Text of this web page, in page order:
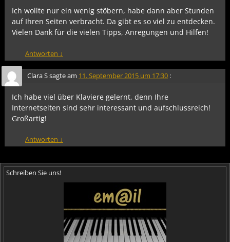
Ich wollte nur ein wenig stöbern, habe dann aber Stunden
auf Ihren Seiten verbracht. Da gibt es so viel zu entdecken.
Vielen Dank für die vielen Tipps, Anregungen und Hilfen!
Antworten ↓
Clara Ssagte am 11. September 2015 um 17:30 :
Ich habe viel über Klaviere gelernt, denn Ihre
Internetseiten sind sehr interessant und aufschlussreich!
Großartig!
Antworten ↓
Schreiben Sie uns!